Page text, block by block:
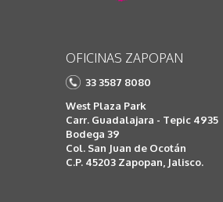
OFICINAS ZAPOPAN
33 3587 8080
West Plaza Park
Carr. Guadalajara - Tepic 4935
Bodega 39
Col. San Juan de Ocotán
C.P. 45203 Zapopan, Jalisco.